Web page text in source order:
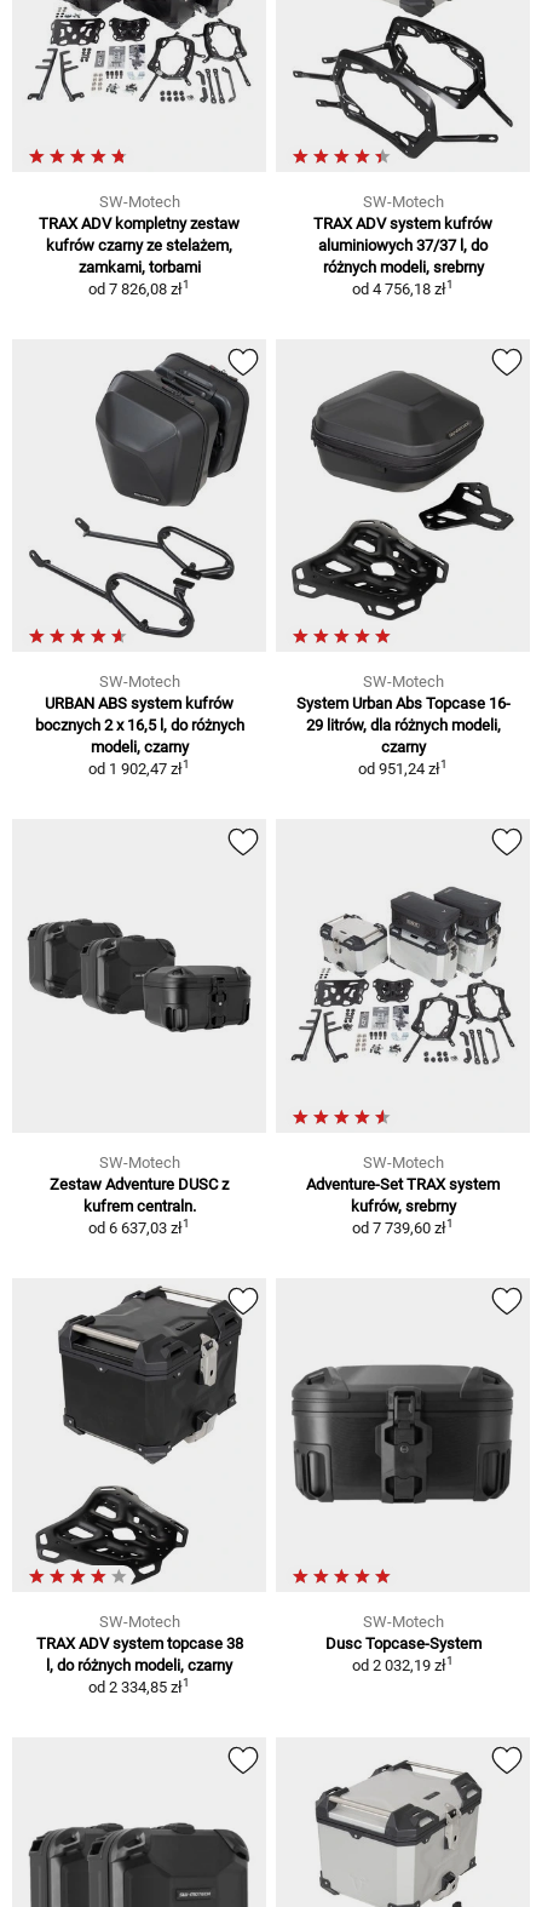
SW-Motech
TRAX ADV kompletny zestaw
kufrów czarny ze stelażem,
zamkami, torbami
od 7 826,08 zł1
SW-Motech
TRAX ADV system kufrów
aluminiowych 37/37 l, do
różnych modeli, srebrny
od 4 756,18 zł1
SW-Motech
URBAN ABS system kufrów
bocznych 2 x 16,5 l, do różnych
modeli, czarny
od 1 902,47 zł1
SW-Motech
System Urban Abs Topcase 16-
29 litrów, dla różnych modeli,
czarny
od 951,24 zł1
SW-Motech
Zestaw Adventure DUSC z
kufrem centraln.
od 6 637,03 zł1
SW-Motech
Adventure-Set TRAX system
kufrów, srebrny
od 7 739,60 zł1
SW-Motech
TRAX ADV system topcase 38
l, do różnych modeli, czarny
od 2 334,85 zł1
SW-Motech
Dusc Topcase-System
od 2 032,19 zł1